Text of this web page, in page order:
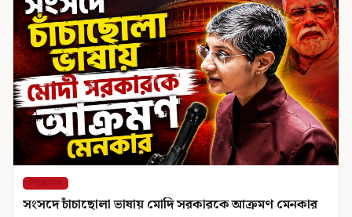
শিরোনাম
সংসদে চাঁচাছোলা ভাষায় মোদি সরকারকে আক্রমণ মেনকার